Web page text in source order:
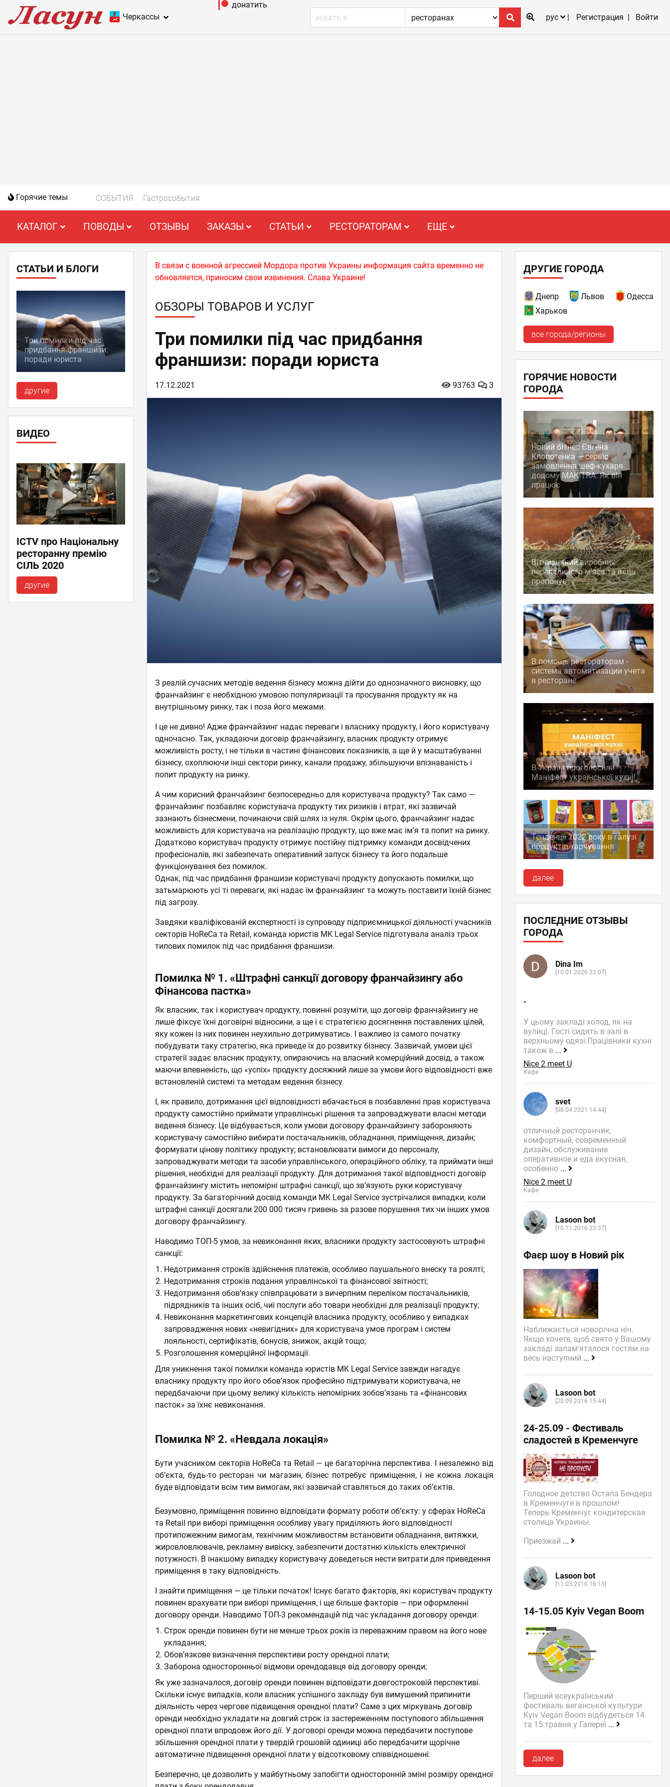
Черкассы
донатить
рус
Регистрация Войти
Горячие темы СОБЫТИЯ Гастрособытия
КАТАЛОГ ПОВОДЫ ОТЗЫВЫ ЗАКАЗЫ СТАТЬИ РЕСТОРАТОРАМ ЕЩЕ
СТАТЬИ И БЛОГИ
Три помилки під час
придбання франшизи:
поради юриста
другие
ВИДЕО
ICTV про Національну
ресторанну премію
СІЛЬ 2020
другие
В связи с военной агрессией Мордора против Украины информация сайта временно не
обновляется, приносим свои извинения. Слава Украине!
ОБЗОРЫ ТОВАРОВ И УСЛУГ
Три помилки під час придбання
франшизи: поради юриста
17.12.2021 3
93763
З реалій сучасних методів ведення бізнесу можна дійти до однозначного висновку, що
франчайзинг є необхідною умовою популяризації та просування продукту як на
внутрішньому ринку, так і поза його межами.
І це не дивно! Адже франчайзинг надає переваги і власнику продукту, і його користувачу
одночасно. Так, укладаючи договір франчайзингу, власник продукту отримує
можливість росту, і не тільки в частині фінансових показників, а ще й у масштабуванні
бізнесу, охоплюючи інші сектори ринку, канали продажу, збільшуючи впізнаваність і
попит продукту на ринку.
А чим корисний франчайзинг безпосередньо для користувача продукту? Так само —
франчайзинг позбавляє користувача продукту тих ризиків і втрат, які зазвичай
зазнають бізнесмени, починаючи свій шлях із нуля. Окрім цього, франчайзинг надає
можливість для користувача на реалізацію продукту, що вже має ім’я та попит на ринку.
Додатково користувач продукту отримує постійну підтримку команди досвідчених
професіоналів, які забезпечать оперативний запуск бізнесу та його подальше
функціонування без помилок.
Однак, під час придбання франшизи користувачі продукту допускають помилки, що
затьмарюють усі ті переваги, які надає їм франчайзинг та можуть поставити їхній бізнес
під загрозу.
Завдяки кваліфікованій експертності із супроводу підприємницької діяльності учасників
секторів HoReCa та Retail, команда юристів MK Legal Service підготувала аналіз трьох
типових помилок під час придбання франшизи.
Помилка № 1. «Штрафні санкції договору франчайзингу або
Фінансова пастка»
Як власник, так і користувач продукту, повинні розуміти, що договір франчайзингу не
лише фіксує їхні договірні відносини, а ще і є стратегією досягнення поставлених цілей,
яку кожен із них повинен неухильно дотримуватись. І важливо із самого початку
побудувати таку стратегію, яка приведе їх до розвитку бізнесу. Зазвичай, умови цієї
стратегії задає власник продукту, опираючись на власний комерційний досвід, а також
маючи впевненість, що «успіх» продукту досяжний лише за умови його відповідності вже
встановленій системі та методам ведення бізнесу.
І, як правило, дотримання цієї відповідності вбачається в позбавленні прав користувача
продукту самостійно приймати управлінські рішення та запроваджувати власні методи
ведення бізнесу. Це відбувається, коли умови договору франчайзингу забороняють
користувачу самостійно вибирати постачальників, обладнання, приміщення, дизайн;
формувати цінову політику продукту; встановлювати вимоги до персоналу,
запроваджувати методи та засоби управлінського, операційного обліку, та приймати інші
рішення, необхідні для реалізації продукту. Для дотримання такої відповідності договір
франчайзингу містить непомірні штрафні санкції, що зв’язують руки користувачу
продукту. За багаторічний досвід команди MK Legal Service зустрічалися випадки, коли
штрафні санкції досягали 200 000 тисяч гривень за разове порушення тих чи інших умов
договору франчайзингу.
Наводимо ТОП-5 умов, за невиконання яких, власники продукту застосовують штрафні
санкції:
Недотримання строків здійснення платежів, особливо паушального внеску та роялті;
Недотримання строків подання управлінської та фінансової звітності;
Недотримання обов’язку співпрацювати з вичерпним переліком постачальників,
підрядників та інших осіб, чиї послуги або товари необхідні для реалізації продукту;
Невиконання маркетингових концепцій власника продукту, особливо у випадках
запровадження нових «невигідних» для користувача умов програм і систем
лояльності, сертифікатів, бонусів, знижок, акцій тощо;
Розголошення комерційної інформації.
Для уникнення такої помилки команда юристів MK Legal Service завжди нагадує
власнику продукту про його обов’язок професійно підтримувати користувача, не
передбачаючи при цьому велику кількість непомірних зобов’язань та «фінансових
пасток» за їхнє невиконання.
Помилка № 2. «Невдала локація»
Бути учасником секторів HoReCa та Retail — це багаторічна перспектива. І незалежно від
об’єкта, будь-то ресторан чи магазин, бізнес потребує приміщення, і не кожна локація
буде відповідати всім тим вимогам, які зазвичай ставляться до таких об’єктів.
Безумовно, приміщення повинно відповідати формату роботи об’єкту: у сферах HoReCa
та Retail при виборі приміщення особливу увагу приділяють його відповідності
протипожежним вимогам, технічним можливостям встановити обладнання, витяжки,
жировловлювачів, рекламну вивіску, забезпечити достатню кількість електричної
потужності. В інакшому випадку користувачу доведеться нести витрати для приведення
приміщення в таку відповідність.
І знайти приміщення — це тільки початок! Існує багато факторів, які користувач продукту
повинен врахувати при виборі приміщення, і ще більше факторів — при оформленні
договору оренди. Наводимо ТОП-3 рекомендацій під час укладання договору оренди:
Строк оренди повинен бути не менше трьох років із переважним правом на його нове
укладання;
Обов’язкове визначення перспективи росту орендної плати;
Заборона односторонньої відмови орендодавця від договору оренди;
Як уже зазначалося, договір оренди повинен відповідати довгостроковій перспективі.
Скільки існує випадків, коли власник успішного закладу був вимушений припинити
діяльність через чергове підвищення орендної плати? Саме з цих міркувань договір
оренди необхідно укладати на довгий строк із застереженням поступового збільшення
орендної плати впродовж його дії. У договорі оренди можна передбачити поступове
збільшення орендної плати у твердій грошовій одиниці або передбачити щорічне
автоматичне підвищення орендної плати у відсотковому співвідношенні.
Безперечно, це дозволить у майбутньому запобігти односторонній зміні розміру орендної
ДРУГИЕ ГОРОДА
Днепр Львов
Одесса
Харьков
все города/регионы
ГОРЯЧИЕ НОВОСТИ
ГОРОДА
Новий бізнес Євгена
Клопотенка — сервіс
замовлення шеф-кухаря
додому MAKITRA. Як він
працює
Вітчизняний виробник
перепелиного м'яса та яєць
пропонує
В помощь рестораторам -
система автоматизации учета
в ресторане
В Україні проголосили
Маніфест української кухні!
Тенденції 2022 року в галузі
продуктів харчування
далее
ПОСЛЕДНИЕ ОТЗЫВЫ
ГОРОДА
Dina Im
[10.01.2026 22:07]
.
У цьому закладі холод, як на
вулиці. Гості сидять в залі в
верхньому одязі.Працівники кухні
також в ...
Nice 2 meet U
Кафе
svet
[08.04.2021 14:44]
отличный ресторанчик,
комфортный, современный
дизайн, обслуживание
оперативное и еда вкусная,
особенно ...
Nice 2 meet U
Кафе
Lasoon bot
[10.11.2016 23:37]
Фаєр шоу в Новий рік
Наближається новорічна ніч.
Якщо хочете, щоб свято у Вашому
закладі запам'яталося гостям на
весь наступний ...
Lasoon bot
[20.09.2016 15:44]
24-25.09 - Фестиваль
сладостей в Кременчуге
Голодное детство Остапа Бендера
в Кременчуге в прошлом!
Теперь Кременчуг кондитерская
столица Украины.
Приезжай ...
Lasoon bot
[11.05.2016 16:13]
14-15.05 Kyiv Vegan Boom
Перший всеукраїнський
фестиваль веганської культури
Kyiv Vegan Boom відбудеться 14
та 15 травня у Галереї ...
далее